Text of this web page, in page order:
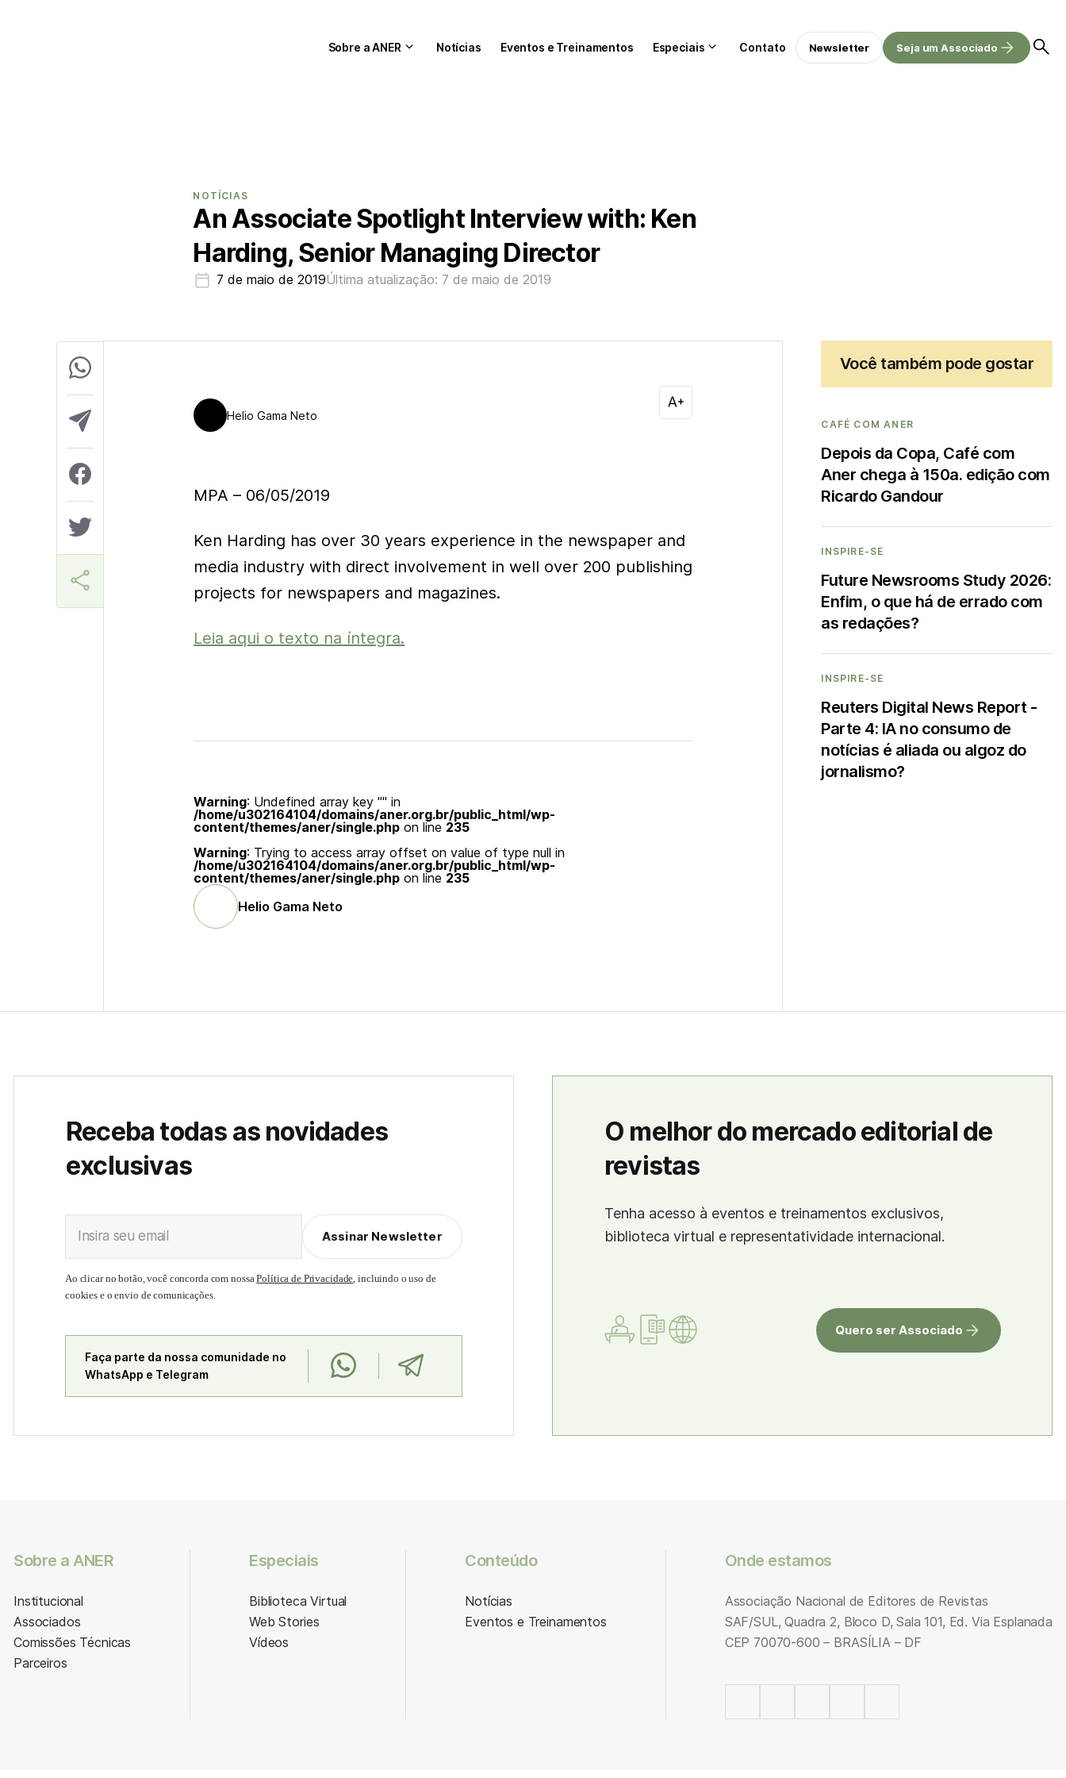
Sobre a ANER Notícias Eventos e Treinamentos Especiais Contato Newsletter Seja um Associado
NOTÍCIAS
An Associate Spotlight Interview with: Ken
Harding, Senior Managing Director
7 de maio de 2019Última atualização: 7 de maio de 2019
Helio Gama Neto
MPA – 06/05/2019
Ken Harding has over 30 years experience in the newspaper and
media industry with direct involvement in well over 200 publishing
projects for newspapers and magazines.
Leia aqui o texto na íntegra.
Warning: Undefined array key "" in
/home/u302164104/domains/aner.org.br/public_html/wp-
content/themes/aner/single.php on line 235
Warning: Trying to access array offset on value of type null in
/home/u302164104/domains/aner.org.br/public_html/wp-
content/themes/aner/single.php on line 235
Helio Gama Neto
Você também pode gostar
CAFÉ COM ANER
Depois da Copa, Café com
Aner chega à 150a. edição com
Ricardo Gandour
INSPIRE-SE
Future Newsrooms Study 2026:
Enfim, o que há de errado com
as redações?
INSPIRE-SE
Reuters Digital News Report -
Parte 4: IA no consumo de
notícias é aliada ou algoz do
jornalismo?
Receba todas as novidades
exclusivas
Insira seu email Assinar Newsletter
Ao clicar no botão, você concorda com nossaPolítica de Privacidade, incluindo o uso de
cookies e o envio de comunicações.
Faça parte da nossa comunidade no
WhatsApp e Telegram
O melhor do mercado editorial de
revistas
Tenha acesso à eventos e treinamentos exclusivos,
biblioteca virtual e representatividade internacional.
Quero ser Associado
Sobre a ANER
Institucional
Associados
Comissões Técnicas
Parceiros
Especiais
Biblioteca Virtual
Web Stories
Vídeos
Conteúdo
Notícias
Eventos e Treinamentos
Onde estamos
Associação Nacional de Editores de Revistas
SAF/SUL, Quadra 2, Bloco D, Sala 101, Ed. Via Esplanada
CEP 70070-600 – BRASÍLIA – DF